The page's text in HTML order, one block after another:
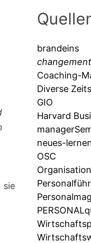
sie
brandeins
Coaching-
Diverse
GIO
Harvard
neues-
OSC